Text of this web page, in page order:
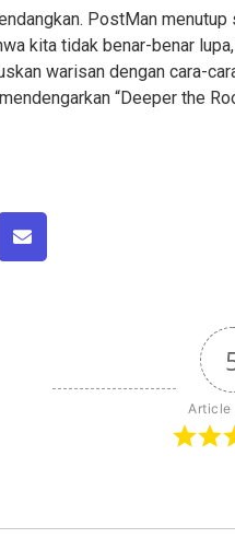
PostMan
kita tidak benar-benar
warisan dengan cara-
“Deeper the R
Article